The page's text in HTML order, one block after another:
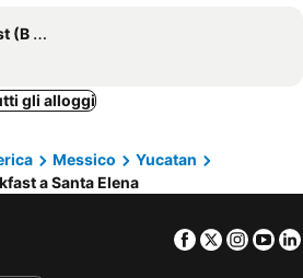
B)
gli alloggi
Messico
Yucatan
a Santa Elena
Facebook
Twitter